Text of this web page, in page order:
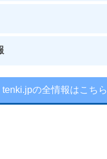
tenki.jpの全情報はこちら